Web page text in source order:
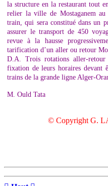
la structure en la restaurant tout
relier la ville de Mostaganem
train, qui sera constitué dans un
assurer le transport de 450
revue à la hausse
tarification d’un aller ou retour
D.A. Trois rotations aller-retour
fixation de leurs horaires devant
trains de la grande ligne Alger-
M. Ould Tata
© Copyright G.